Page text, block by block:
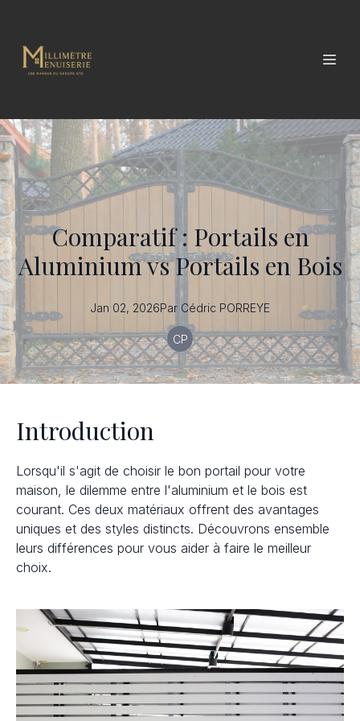
Comparatif : Portails en
Aluminium vs Portails en Bois
Jan 02, 2026Par Cédric PORREYE
CP
Introduction
Lorsqu'il s'agit de choisir le bon portail pour votre
maison, le dilemme entre l'aluminium et le bois est
courant. Ces deux matériaux offrent des avantages
uniques et des styles distincts. Découvrons ensemble
leurs différences pour vous aider à faire le meilleur
choix.